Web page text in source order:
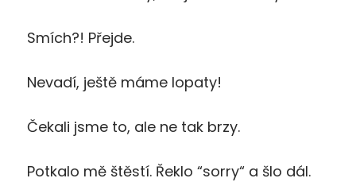
Smích?! Přejde.
Nevadí, ještě máme lopaty!
Čekali jsme to, ale ne tak brzy.
Potkalo mě štěstí. Řeklo “sorry“ a šlo dál.